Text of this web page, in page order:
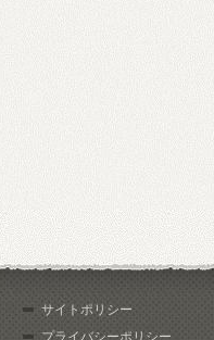
サイトポリシー
プライバシーポリシー